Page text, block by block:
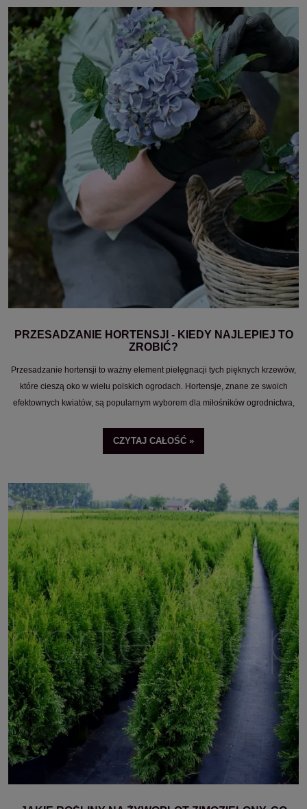
PRZESADZANIE HORTENSJI - KIEDY NAJLEPIEJ TO
ZROBIĆ?
Przesadzanie hortensji to ważny element pielęgnacji tych pięknych krzewów,
które cieszą oko w wielu polskich ogrodach. Hortensje, znane ze swoich
efektownych kwiatów, są popularnym wyborem dla miłośników ogrodnictwa,
CZYTAJ CAŁOŚĆ »